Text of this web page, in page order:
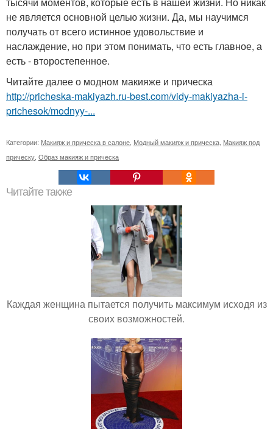
не является основной целью жизни. Да, мы научимся
получать от всего истинное удовольствие и
наслаждение, но при этом понимать, что есть главное, а
есть - второстепенное.
Читайте далее о модном макияже и прическа
http://pricheska-makiyazh.ru-best.com/vidy-makiyazha-i-
prichesok/modnyy-...
Категории: Макияж и прическа в салоне Модный макияж и прическа Макияж под
прическу Образ макияж и прическа
Читайте также
Каждая женщина пытается получить максимум исходя из
своих возможностей.